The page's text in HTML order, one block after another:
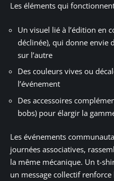
Les éléments qui
Un visuel lié à l’édition en
déclinée), qui donne envie
sur l’autre
Des couleurs vives ou
l’événement
Des accessoires
bobs) pour élargir la
Les événements
journées associatives,
la même mécanique. Un t-
un message collectif